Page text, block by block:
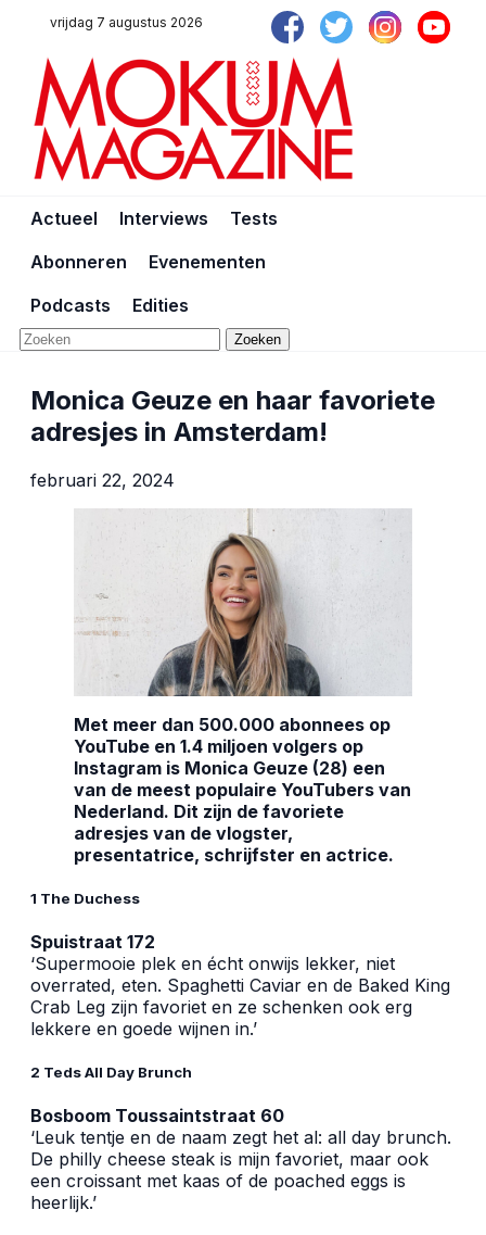
vrijdag 7 augustus 2026
Actueel Interviews
Tests
Abonneren
Evenementen
Podcasts
Edities
Zoeken
Monica Geuze en haar favoriete
adresjes in Amsterdam!
februari 22, 2024
Met meer dan 500.000 abonnees op
YouTube en 1.4 miljoen volgers op
Instagram is Monica Geuze (28) een
van de meest populaire YouTubers van
Nederland. Dit zijn de favoriete
adresjes van de vlogster,
presentatrice, schrijfster en actrice.
1 The Duchess
Spuistraat 172
‘Supermooie plek en écht onwijs lekker, niet
overrated, eten. Spaghetti Caviar en de Baked King
Crab Leg zijn favoriet en ze schenken ook erg
lekkere en goede wijnen in.’
2 Teds All Day Brunch
Bosboom Toussaintstraat 60
‘Leuk tentje en de naam zegt het al: all day brunch.
De philly cheese steak is mijn favoriet, maar ook
een croissant met kaas of de poached eggs is
heerlijk.’